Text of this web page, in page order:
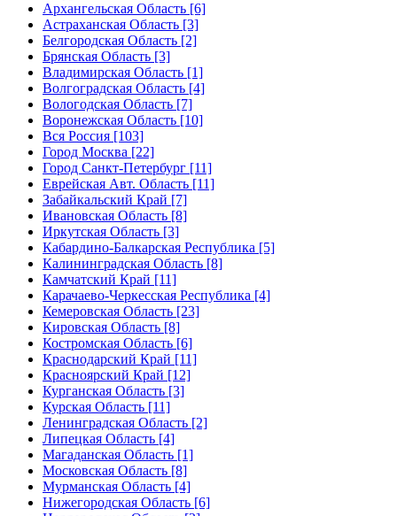
Архангельская Область [6]
Астраханская Область [3]
Белгородская Область [2]
Брянская Область [3]
Владимирская Область [1]
Волгоградская Область [4]
Вологодская Область [7]
Воронежская Область [10]
Вся Россия [103]
Город Москва [22]
Город Санкт-Петербург [11]
Еврейская Авт. Область [11]
Забайкальский Край [7]
Ивановская Область [8]
Иркутская Область [3]
Кабардино-Балкарская Республика [5]
Калининградская Область [8]
Камчатский Край [11]
Карачаево-Черкесская Республика [4]
Кемеровская Область [23]
Кировская Область [8]
Костромская Область [6]
Краснодарский Край [11]
Красноярский Край [12]
Курганская Область [3]
Курская Область [11]
Ленинградская Область [2]
Липецкая Область [4]
Магаданская Область [1]
Московская Область [8]
Мурманская Область [4]
Нижегородская Область [6]